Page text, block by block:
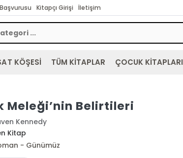
Kitapçı Girişi İletişim
KÖŞESİ TÜM KİTAPLAR ÇOCUK KİTAPLARI
Meleği’nin Belirtileri
Kennedy
Kitap
- Günümüz